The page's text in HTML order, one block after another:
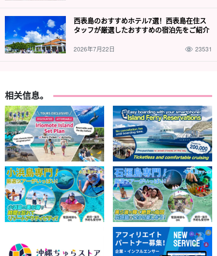
西表島のおすすめホテル7選！西表島在住ス
タッフが厳選したおすすめの宿泊先をご紹介
2026年7月22日 23531
相关信息。